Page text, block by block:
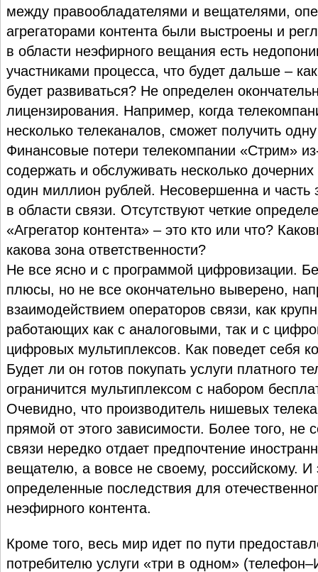
между правообладателями и вещателями,
агрегаторами контента были выстроены и
в области неэфирного вещания есть
участниками процесса, что будет дальше –
будет развиваться? Не определен
лицензирования. Например, когда
несколько телеканалов, сможет получить
Финансовые потери телекомпании «Стрим»
содержать и обслуживать несколько
один миллион рублей. Несовершенна и часть
в области связи. Отсутствуют четкие
«Агрегатор контента» – это кто или что?
какова зона ответственности?
Не все ясно и с программой цифровизации.
плюсы, но не все окончательно выверено,
взаимодействием операторов связи, как
работающих как с аналоговыми, так и с
цифровых мультиплексов. Как поведет себя
Будет ли он готов покупать услуги платного
ограничится мультиплексом с набором
Очевидно, что производитель нишевых
прямой от этого зависимости. Более того, не
связи нередко отдает предпочтение
вещателю, а вовсе не своему, российскому. И
определенные последствия для
неэфирного контента.
Кроме того, весь мир идет по пути
потребителю услуги «три в одном»